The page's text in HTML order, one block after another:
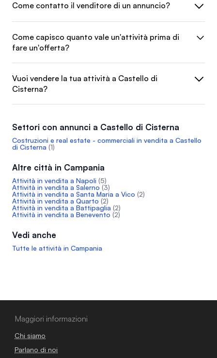
Come contatto il venditore di un annuncio?
Come capisco quanto vale un'attività prima di
fare un'offerta?
Vuoi vendere la tua attività a Castello di
Cisterna?
Settori con annunci a Castello di Cisterna
Costruzioni e real estate - commerciali in vendita a Castello
di Cisterna (1)
Altre città in Campania
Attività in vendita a Napoli (5)
Attività in vendita a Salerno (3)
Attività in vendita a Santa Maria a Vico (2)
Attività in vendita a Quarto (2)
Attività in vendita a Battipaglia (2)
Attività in vendita a Benevento (2)
Vedi anche
Tutte le attività in Campania
Maggiori informazioni
Chi siamo
Parlano di noi